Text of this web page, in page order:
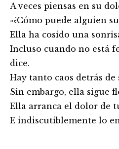
A veces piensas en su
«¿Cómo puede alguien
Ella ha cosido una
Incluso cuando no está
dice.
Hay tanto caos detrás de
Sin embargo, ella sigue
Ella arranca el dolor de
E indiscutiblemente lo